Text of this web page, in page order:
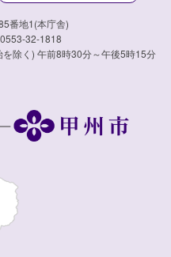
番地1(本庁舎)
32-1818
除く) 午前8時30分～午後5時15分